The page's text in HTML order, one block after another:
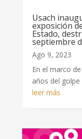
Usach
exposición
Estado,
septiembre
Ago 9, 2023
En el marco
años del golpe
leer más